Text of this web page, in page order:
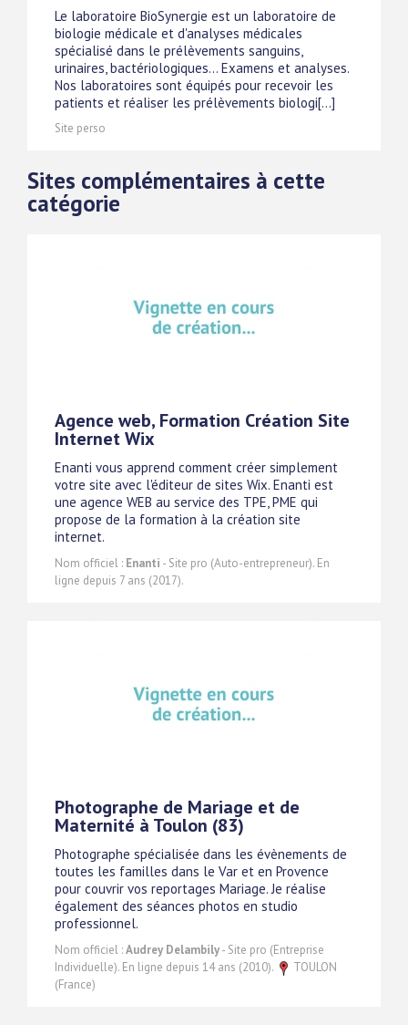
Le laboratoire BioSynergie est un laboratoire de
biologie médicale et d'analyses médicales
spécialisé dans le prélèvements sanguins,
urinaires, bactériologiques... Examens et analyses.
Nos laboratoires sont équipés pour recevoir les
patients et réaliser les prélèvements biologi[...]
Site perso
Sites complémentaires à cette
catégorie
Agence web, Formation Création Site
Internet Wix
Enanti vous apprend comment créer simplement
votre site avec l'éditeur de sites Wix. Enanti est
une agence WEB au service des TPE, PME qui
propose de la formation à la création site
internet.
Nom officiel : Enanti - Site pro (Auto-entrepreneur). En
ligne depuis 7 ans (2017).
Photographe de Mariage et de
Maternité à Toulon (83)
Photographe spécialisée dans les évènements de
toutes les familles dans le Var et en Provence
pour couvrir vos reportages Mariage. Je réalise
également des séances photos en studio
professionnel.
Nom officiel :Audrey Delambily- Site pro (Entreprise
Individuelle). En ligne depuis 14 ans (2010).
TOULON
(France)